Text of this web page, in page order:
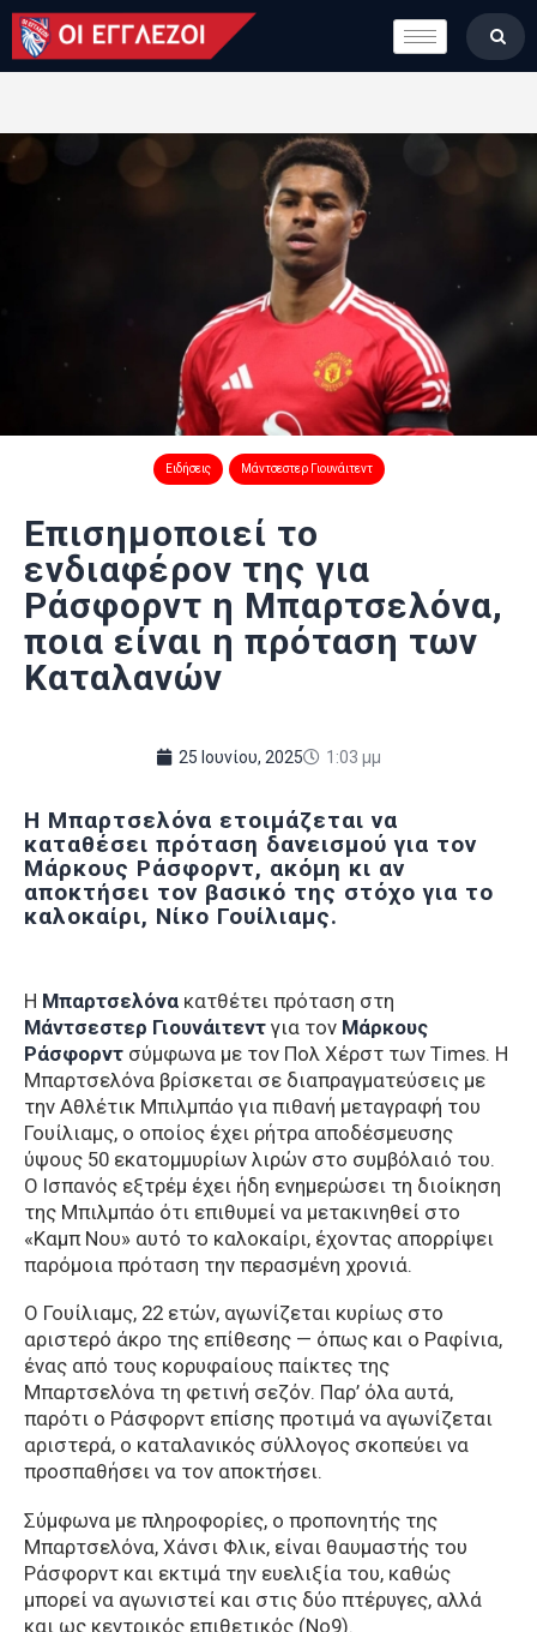
LONDON CALLING
ΚΑΤΗΓΟΡΙΕΣ
Ειδήσεις Μάντσεστερ Γιουνάιτεντ
Επισημοποιεί το
ενδιαφέρον της για
Ράσφορντ η Μπαρτσελόνα,
ποια είναι η πρόταση των
Καταλανών
25 Ιουνίου, 2025 1:03 μμ
Η Μπαρτσελόνα ετοιμάζεται να
καταθέσει πρόταση δανεισμού για τον
Μάρκους Ράσφορντ, ακόμη κι αν
αποκτήσει τον βασικό της στόχο για το
καλοκαίρι, Νίκο Γουίλιαμς.
Η Μπαρτσελόνα κατθέτει πρόταση στη
Μάντσεστερ Γιουνάιτεντ για τον Μάρκους
Ράσφορντ σύμφωνα με τον Πολ Χέρστ των Times. Η
Μπαρτσελόνα βρίσκεται σε διαπραγματεύσεις με
την Αθλέτικ Μπιλμπάο για πιθανή μεταγραφή του
Γουίλιαμς, ο οποίος έχει ρήτρα αποδέσμευσης
ύψους 50 εκατομμυρίων λιρών στο συμβόλαιό του.
Ο Ισπανός εξτρέμ έχει ήδη ενημερώσει τη διοίκηση
της Μπιλμπάο ότι επιθυμεί να μετακινηθεί στο
«Καμπ Νου» αυτό το καλοκαίρι, έχοντας απορρίψει
παρόμοια πρόταση την περασμένη χρονιά.
Ο Γουίλιαμς, 22 ετών, αγωνίζεται κυρίως στο
αριστερό άκρο της επίθεσης — όπως και ο Ραφίνια,
ένας από τους κορυφαίους παίκτες της
Μπαρτσελόνα τη φετινή σεζόν. Παρ’ όλα αυτά,
παρότι ο Ράσφορντ επίσης προτιμά να αγωνίζεται
αριστερά, ο καταλανικός σύλλογος σκοπεύει να
προσπαθήσει να τον αποκτήσει.
Σύμφωνα με πληροφορίες, ο προπονητής της
Μπαρτσελόνα, Χάνσι Φλικ, είναι θαυμαστής του
Ράσφορντ και εκτιμά την ευελιξία του, καθώς
μπορεί να αγωνιστεί και στις δύο πτέρυγες, αλλά
και ως κεντρικός επιθετικός (Νο9).